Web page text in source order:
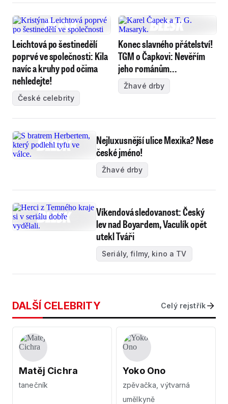
Leichtová po šestinedělí
poprvé ve společnosti: Kila
navíc a kruhy pod očima
nehledejte!
České celebrity
Konec slavného přátelství!
TGM o Čapkovi: Nevěřím
jeho románům...
Žhavé drby
Nejluxusnější ulice Mexika? Nese
české jméno!
Žhavé drby
Víkendová sledovanost: Český
lev nad Boyardem, Vaculík opět
utekl Tváři
Seriály, filmy, kino a TV
DALŠÍ CELEBRITY Celý rejstřík
Matěj Cichra
tanečník
Yoko Ono
zpěvačka, výtvarná
umělkyně